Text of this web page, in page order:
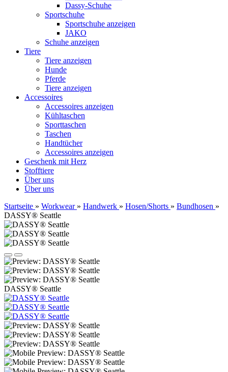
Dassy-Schuhe
Sportschuhe
Sportschuhe anzeigen
JAKO
Schuhe anzeigen
Tiere
Tiere anzeigen
Hunde
Pferde
Tiere anzeigen
Accessoires
Accessoires anzeigen
Kühltaschen
Sporttaschen
Taschen
Handtücher
Accessoires anzeigen
Geschenk mit Herz
Stofftiere
Über uns
Über uns
Startseite » Workwear » Handwerk » Hosen/Shorts » Bundhosen »
DASSY® Seattle
DASSY® Seattle